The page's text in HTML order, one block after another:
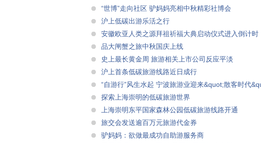
“世博”走向社区 驴妈妈亮相中秋精彩社博会
沪上低碳出游乐活之行
安徽欧亚人类之源拜祖祈福大典启动仪式进入倒计时
品大闸蟹之旅中秋国庆上线
史上最长黄金周 旅游相关上市公司反应平淡
沪上首条低碳旅游线路近日成行
“自游行”风生水起 宁波旅游业迎来&quot;散客时代
探索上海崇明的低碳旅游世界
上海崇明东平国家森林公园低碳旅游线路开通
旅交会发送逾百万元旅游代金券
驴妈妈：欲做最成功自助游服务商